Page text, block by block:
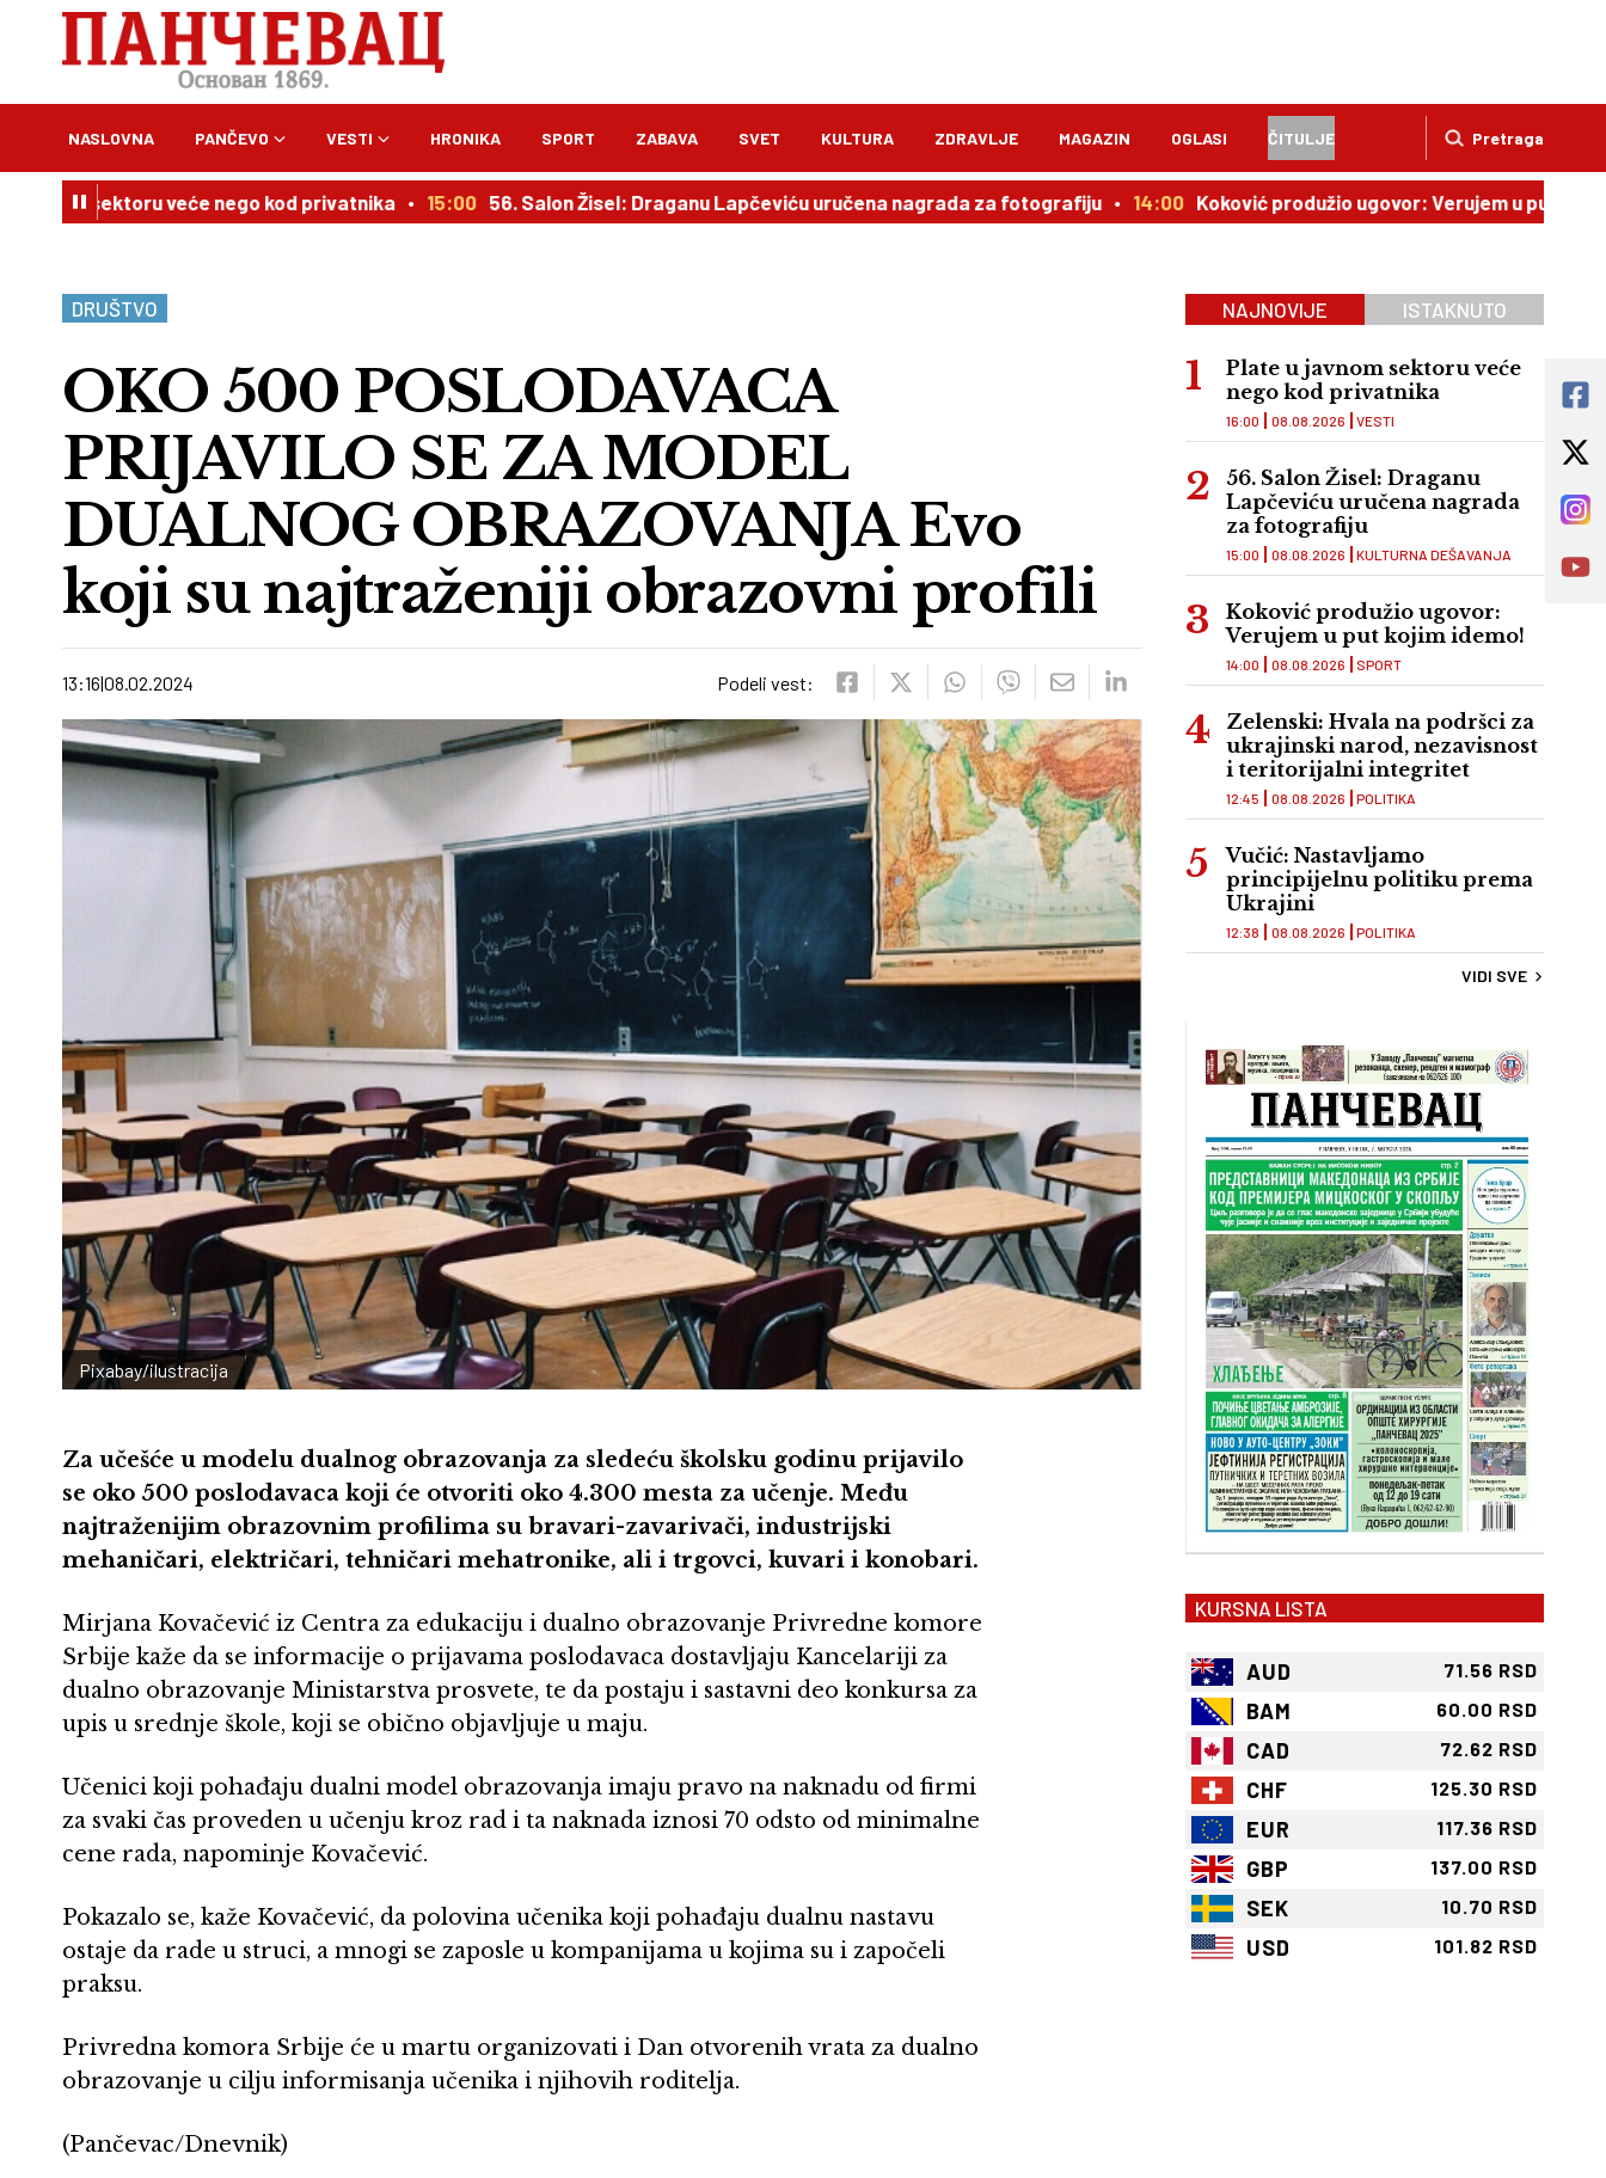
Pretraga
NASLOVNA PANČEVO VESTI HRONIKA SPORT ZABAVA SVET KULTURA ZDRAVLJE MAGAZIN OGLASI ČITULJE
sektoru veće nego kod privatnika 15:00 56. Salon Žisel: Draganu Lapčeviću uručena nagrada za fotografiju 14:00 Koković produžio ugovor: Verujem u put kojim idemo!
DRUŠTVO
OKO 500 POSLODAVACA
PRIJAVILO SE ZA MODEL
DUALNOG OBRAZOVANJA Evo
koji su najtraženiji obrazovni profili
13:16 08.02.2024 Podeli vest:
Pixabay/ilustracija
Za učešće u modelu dualnog obrazovanja za sledeću školsku godinu prijavilo
se oko 500 poslodavaca koji će otvoriti oko 4.300 mesta za učenje. Među
najtraženijim obrazovnim profilima su bravari-zavarivači, industrijski
mehaničari, električari, tehničari mehatronike, ali i trgovci, kuvari i konobari.
Mirjana Kovačević iz Centra za edukaciju i dualno obrazovanje Privredne komore
Srbije kaže da se informacije o prijavama poslodavaca dostavljaju Kancelariji za
dualno obrazovanje Ministarstva prosvete, te da postaju i sastavni deo konkursa za
upis u srednje škole, koji se obično objavljuje u maju.
Učenici koji pohađaju dualni model obrazovanja imaju pravo na naknadu od firmi
za svaki čas proveden u učenju kroz rad i ta naknada iznosi 70 odsto od minimalne
cene rada, napominje Kovačević.
Pokazalo se, kaže Kovačević, da polovina učenika koji pohađaju dualnu nastavu
ostaje da rade u struci, a mnogi se zaposle u kompanijama u kojima su i započeli
praksu.
Privredna komora Srbije će u martu organizovati i Dan otvorenih vrata za dualno
obrazovanje u cilju informisanja učenika i njihovih roditelja.
(Pančevac/Dnevnik)
NAJNOVIJE ISTAKNUTO
Plate u javnom sektoru veće
nego kod privatnika
VESTI
16:00 08.08.2026
56. Salon Žisel: Draganu
Lapčeviću uručena nagrada
za fotografiju
KULTURNA DEŠAVANJA
15:00 08.08.2026
Koković produžio ugovor:
Verujem u put kojim idemo!
SPORT
14:00 08.08.2026
Zelenski: Hvala na podršci za
ukrajinski narod, nezavisnost
i teritorijalni integritet
POLITIKA
12:45 08.08.2026
Vučić: Nastavljamo
principijelnu politiku prema
Ukrajini
POLITIKA
12:38 08.08.2026
VIDI SVE
KURSNA LISTA
AUD 71.56 RSD
BAM 60.00 RSD
CAD 72.62 RSD
CHF 125.30 RSD
EUR 117.36 RSD
GBP 137.00 RSD
SEK 10.70 RSD
USD 101.82 RSD